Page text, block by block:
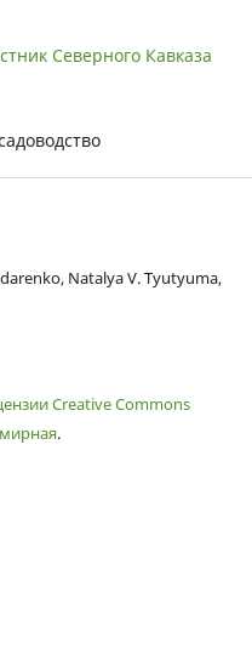
Северного Кавказа
Natalya V. Tyutyuma,
Creative Commons
.